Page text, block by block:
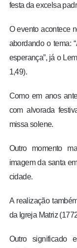
ENQUETE
TV LPB
FOTOS
festa da excelsa
O evento acontece
abordando o tema:
esperança”, já o
1,49).
Como em anos
com alvorada
missa solene.
Outro momento
imagem da santa
cidade.
A realização
da Igreja Matriz
Outro significado